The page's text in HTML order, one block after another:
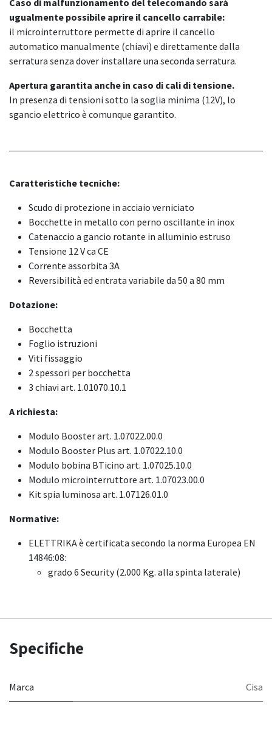
Caso di malfunzionamento del telecomando sarà
ugualmente possibile aprire il cancello carrabile:
il microinterruttore permette di aprire il cancello
automatico manualmente (chiavi) e direttamente dalla
serratura senza dover installare una seconda serratura.
Apertura garantita anche in caso di cali di tensione.
In presenza di tensioni sotto la soglia minima (12V), lo
sgancio elettrico è comunque garantito.
Caratteristiche tecniche:
Scudo di protezione in acciaio verniciato
Bocchette in metallo con perno oscillante in inox
Catenaccio a gancio rotante in alluminio estruso
Tensione 12 V ca CE
Corrente assorbita 3A
Reversibilità ed entrata variabile da 50 a 80 mm
Dotazione:
Bocchetta
Foglio istruzioni
Viti fissaggio
2 spessori per bocchetta
3 chiavi art. 1.01070.10.1​
A richiesta:
Modulo Booster art. 1.07022.00.0
Modulo Booster Plus art. 1.07022.10.0
Modulo bobina BTicino art. 1.07025.10.0
Modulo microinterruttore art. 1.07023.00.0
Kit spia luminosa art. 1.07126.01.0
Normative:
ELETTRIKA è certificata secondo la norma Europea EN
14846:08:
grado 6 Security (2.000 Kg. alla spinta laterale)
Specifiche
Marca Cisa